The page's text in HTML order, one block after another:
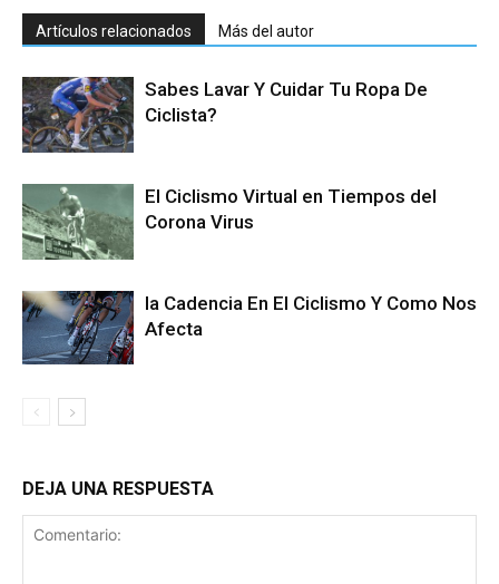
Artículos relacionados Más del autor
Sabes Lavar Y Cuidar Tu Ropa De
Ciclista?
El Ciclismo Virtual en Tiempos del
Corona Virus
la Cadencia En El Ciclismo Y Como Nos
Afecta
DEJA UNA RESPUESTA